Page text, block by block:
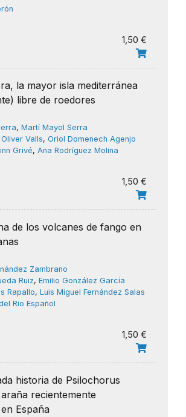
1,50 €
la mayor isla mediterránea
libre de roedores
, Martí Mayol Serra
Valls, ​Oriol Domenech Agenjo
Grivé, ​Ana Rodríguez Molina
1,50 €
de los volcanes de fango en
Zambrano
Ruiz, Emilio González García
Rapallo, Luis Miguel Fernández Salas
Rio Español
1,50 €
historia de Psilochorus
recientemente
España